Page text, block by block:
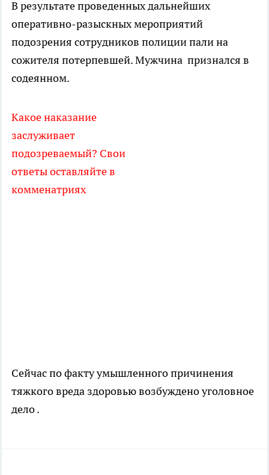
В результате проведенных дальнейших
оперативно-разыскных мероприятий
подозрения сотрудников полиции пали на
сожителя потерпевшей. Мужчина признался в
содеянном.
Какое наказание
заслуживает
подозреваемый? Свои
ответы оставляйте в
комменатриях
Сейчас по факту умышленного причинения
тяжкого вреда здоровью возбуждено уголовное
дело .